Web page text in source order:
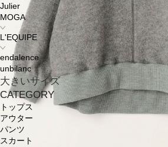
Julier
MOGA
L'EQUIPE
endalence
unbilanc
大きいサイズ
CATEGORY
トップス
アウター
パンツ
スカート